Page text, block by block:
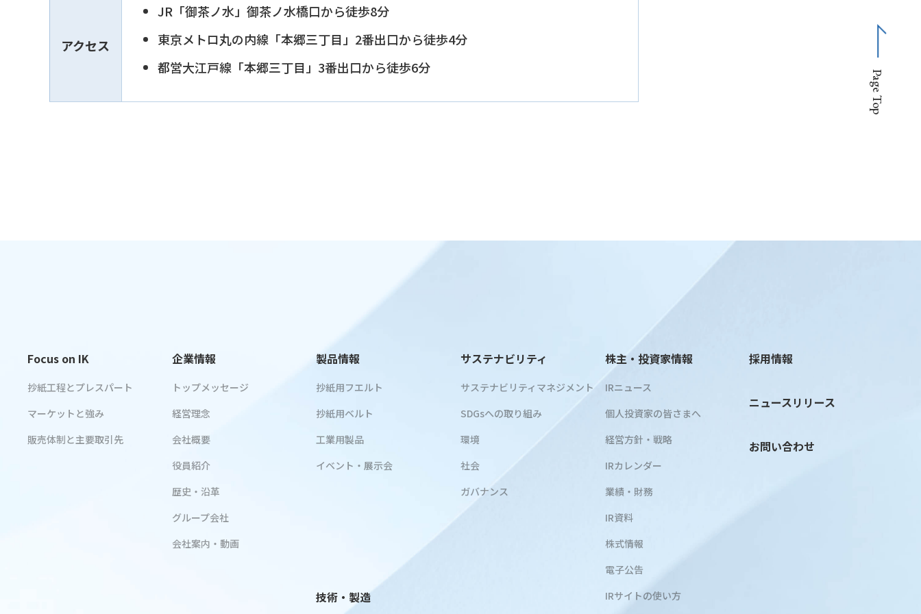
アクセス
JR「御茶ノ水」御茶ノ水橋口から徒歩8分
東京メトロ丸の内線「本郷三丁目」2番出口から徒歩4分
都営大江戸線「本郷三丁目」3番出口から徒歩6分
Page Top
Focus on IK
抄紙工程とプレスパート
マーケットと強み
販売体制と主要取引先
企業情報
トップメッセージ
経営理念
会社概要
役員紹介
歴史・沿革
グループ会社
会社案内・動画
製品情報
抄紙用フエルト
抄紙用ベルト
工業用製品
イベント・展示会
技術・製造
サステナビリティ
サステナビリティマネジメント
SDGsへの取り組み
環境
社会
ガバナンス
株主・投資家情報
IRニュース
個人投資家の皆さまへ
経営方針・戦略
IRカレンダー
業績・財務
IR資料
株式情報
電子公告
IRサイトの使い方
採用情報
ニュースリリース
お問い合わせ